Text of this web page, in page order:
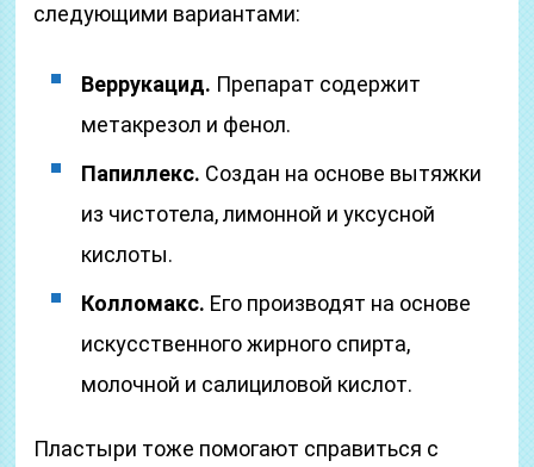
следующими вариантами:
Веррукацид. Препарат содержит
метакрезол и фенол.
Папиллекс. Создан на основе вытяжки
из чистотела, лимонной и уксусной
кислоты.
Колломакс. Его производят на основе
искусственного жирного спирта,
молочной и салициловой кислот.
Пластыри тоже помогают справиться с